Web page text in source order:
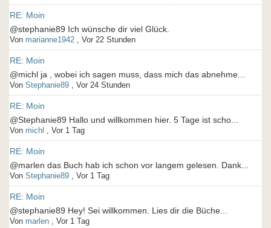
RE: Moin
Von marianne1942 Vor 22 Stunden
RE: Moin
@michl ja , wobei ich sagen muss, dass mich das abnehme...
Von Stephanie89 Vor 24 Stunden
RE: Moin
@Stephanie89 Hallo und willkommen hier. 5 Tage ist scho...
Von michl Vor 1 Tag
RE: Moin
@marlen das Buch hab ich schon vor langem gelesen. Dank...
Von Stephanie89 Vor 1 Tag
RE: Moin
@stephanie89 Hey! Sei willkommen. Lies dir die Büche...
Von marlen Vor 1 Tag